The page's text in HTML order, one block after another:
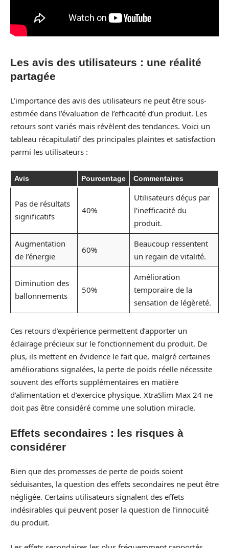
Les avis des utilisateurs : une réalité
partagée
L’importance des avis des utilisateurs ne peut être sous-
estimée dans l’évaluation de l’efficacité d’un produit. Les
retours sont variés mais révèlent des tendances. Voici un
tableau récapitulatif des principales plaintes et satisfaction
parmi les utilisateurs :
Avis Pourcentage Commentaires
Pas de résultats
significatifs
40%
Utilisateurs déçus par
l’inefficacité du
produit.
Augmentation
de l’énergie
60%
Beaucoup ressentent
un regain de vitalité.
Diminution des
ballonnements
50%
Amélioration
temporaire de la
sensation de légèreté.
Ces retours d’expérience permettent d’apporter un
éclairage précieux sur le fonctionnement du produit. De
plus, ils mettent en évidence le fait que, malgré certaines
améliorations signalées, la perte de poids réelle nécessite
souvent des efforts supplémentaires en matière
d’alimentation et d’exercice physique. XtraSlim Max 24 ne
doit pas être considéré comme une solution miracle.
Effets secondaires : les risques à
considérer
Bien que des promesses de perte de poids soient
séduisantes, la question des effets secondaires ne peut être
négligée. Certains utilisateurs signalent des effets
indésirables qui peuvent poser la question de l’innocuité
du produit.